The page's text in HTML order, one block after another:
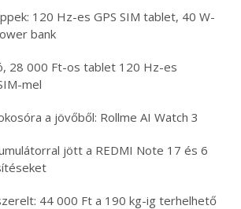
120 Hz-es GPS SIM tablet, 40 W-
bank
28 000 Ft-os tablet 120 Hz-es
mel
a jövőből: Rollme AI Watch 3
jött a REDMI Note 17 és 6
44 000 Ft a 190 kg-ig terhelhető